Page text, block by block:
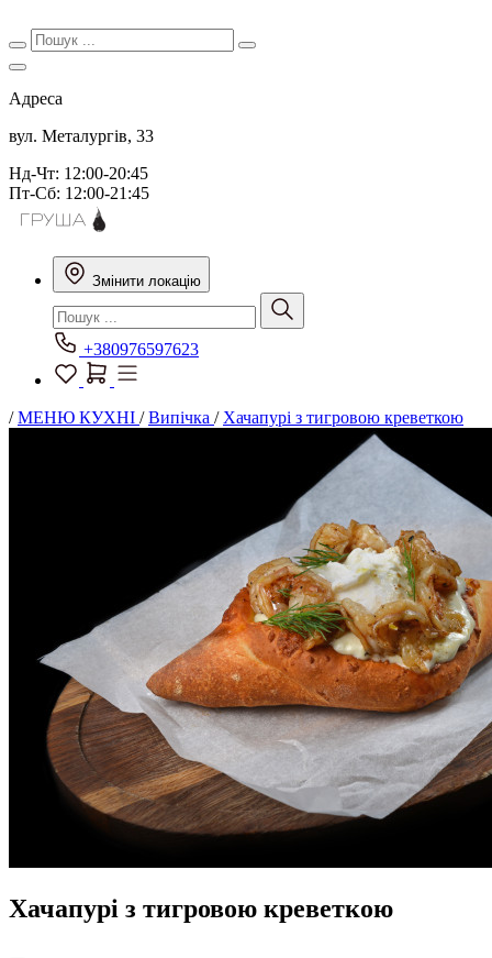
Адреса
вул. Металургів, 33
Нд-Чт: 12:00-20:45
Пт-Сб: 12:00-21:45
Змінити локацію
+380976597623
/МЕНЮ КУХНІ /Випічка / Хачапурі з тигровою креветкою
Хачапурі з тигровою креветкою